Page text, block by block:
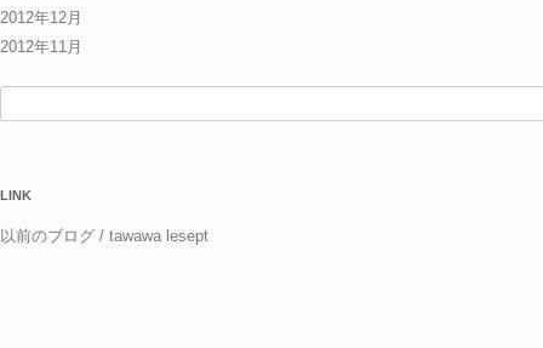
2012年12月
2012年11月
LINK
以前のブログ / tawawa lesept